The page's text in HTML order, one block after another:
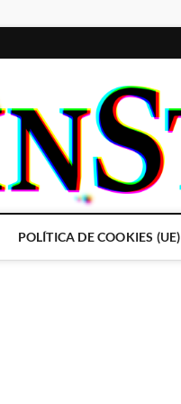
POLÍTICA DE COOKIES (UE)